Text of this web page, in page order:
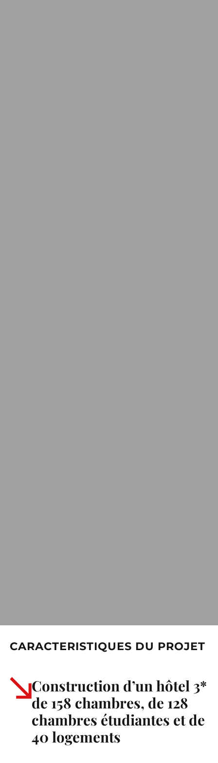
CARACTERISTIQUES DU PROJET
Construction d’un hôtel 3*
de 158 chambres, de 128
chambres étudiantes et de
40 logements